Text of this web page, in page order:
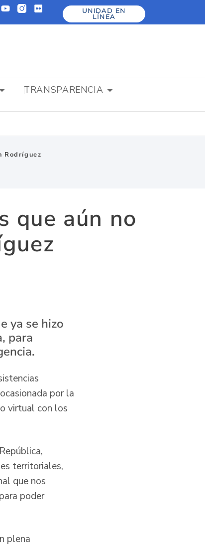
UNIDAD EN
LÍNEA
TRANSPARENCIA
de búsqueda
Rodríguez
que aún no
ya se hizo
para
por la
virtual con los
territoriales,
que nos
poder
plena